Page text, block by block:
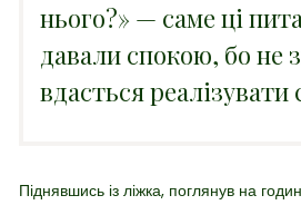
нього?» — саме ці
давали спокою, бо не
вдасться реалізувати
Піднявшись із ліжка, поглянув на